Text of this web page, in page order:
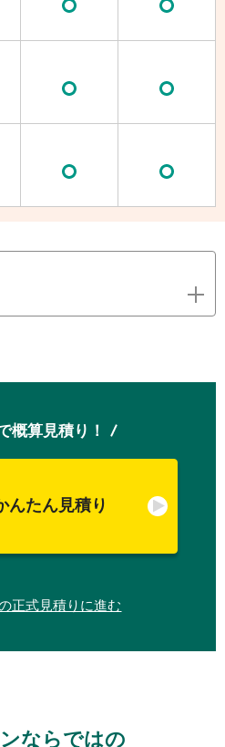
概算見積り！
んたん見積り
正式見積りに進む
ならではの